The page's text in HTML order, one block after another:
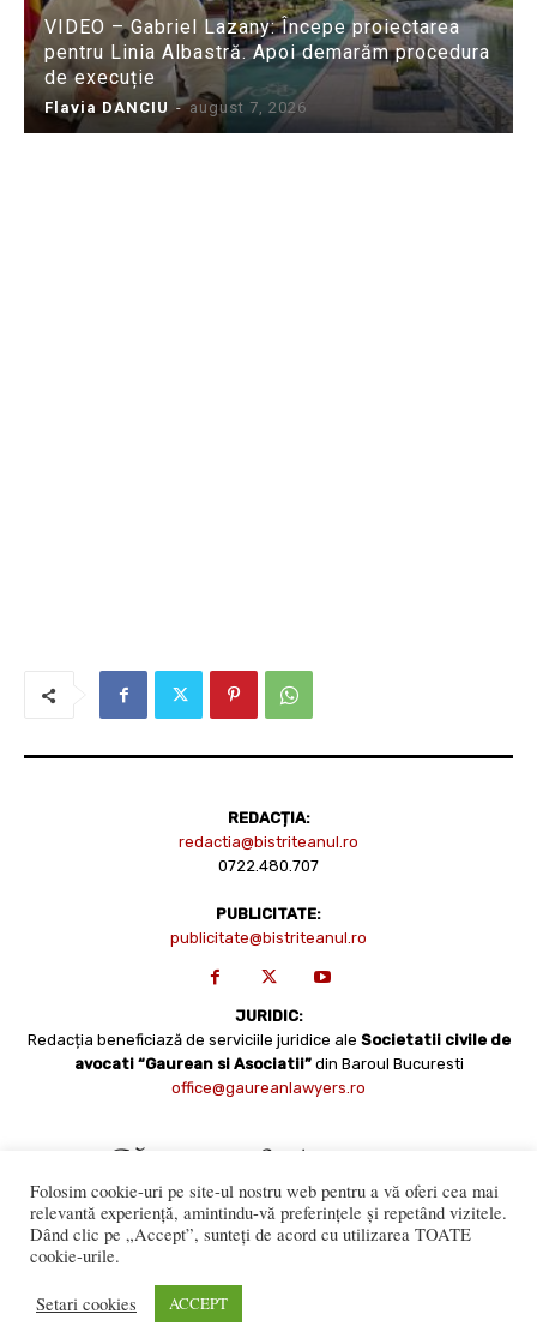
VIDEO – Gabriel Lazany: Începe proiectarea
pentru Linia Albastră. Apoi demarăm procedura
de execuție
Flavia DANCIU - august 7, 2026
REDACȚIA:
redactia@bistriteanul.ro
0722.480.707
PUBLICITATE:
publicitate@bistriteanul.ro
JURIDIC:
Redacția beneficiază de serviciile juridice ale Societatii civile de
avocati “Gaurean si Asociatii” din Baroul Bucuresti
office@gaureanlawyers.ro
numai cu acordul expres al Bistriteanul.Ro. © Copyright 2008 -
Folosim cookie-uri pe site-ul nostru web pentru a vă oferi cea mai
relevantă experiență, amintindu-vă preferințele și repetând vizitele.
Dând clic pe „Accept”, sunteți de acord cu utilizarea TOATE
cookie-urile.
Setari cookies ACCEPT